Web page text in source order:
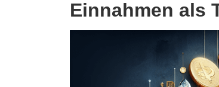
Einnahmen als